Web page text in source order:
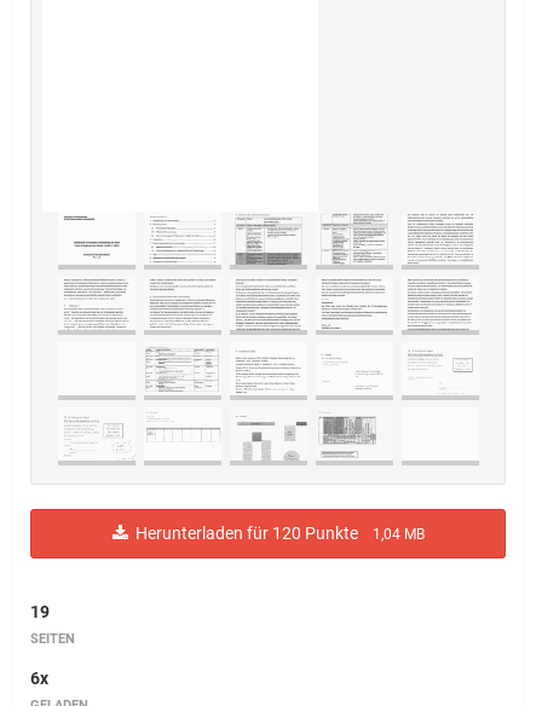
Herunterladen für 120 Punkte 1,04 MB
19
SEITEN
6x